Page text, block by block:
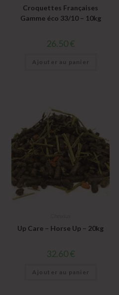
Croquettes Françaises
Gamme éco 33/10 – 10kg
26.50€
Ajouter au panier
Up Care – Horse Up – 20kg
32.60€
Ajouter au panier